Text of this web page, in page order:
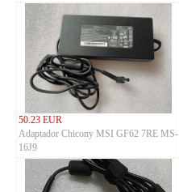
50.23 EUR
Adaptador Chicony MSI GF62 7RE MS-
16J9